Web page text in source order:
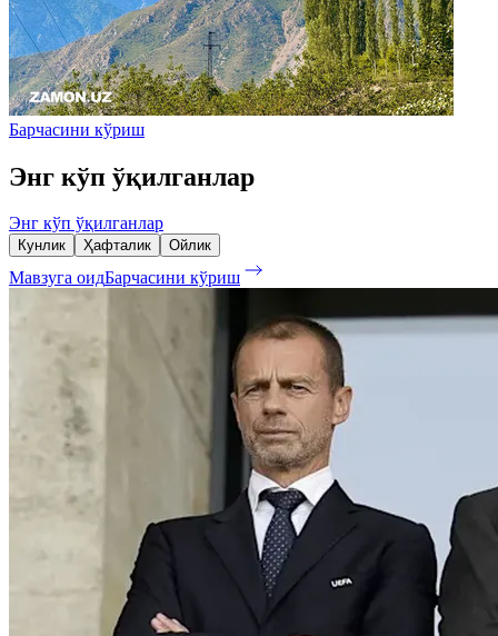
Барчасини кўриш
Энг кўп ўқилганлар
Энг кўп ўқилганлар
Кунлик Ҳафталик Ойлик
Мавзуга оидБарчасини кўриш